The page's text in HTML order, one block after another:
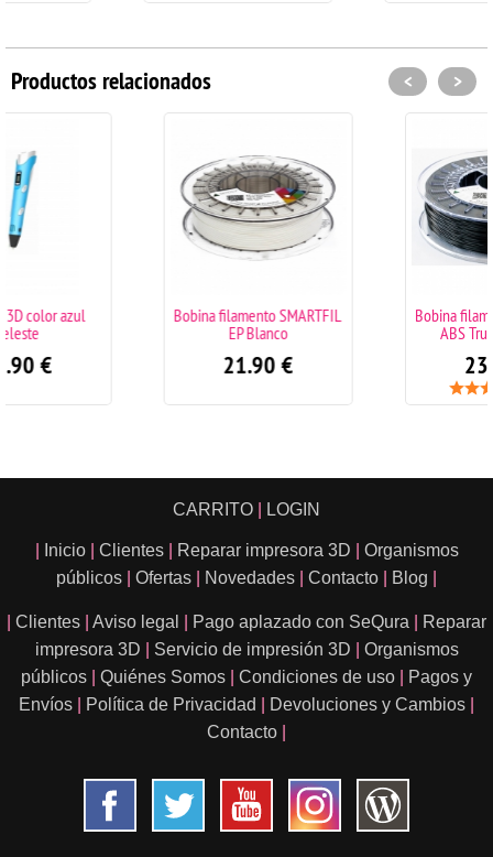
Productos relacionados
Bobina filamento SMARTFIL
Bobina filamento SMARTFIL
ABS True Black 1KG
< >
CARRITO LOGIN
Inicio Clientes Reparar impresora 3D
Organismos
públicos
Ofertas Novedades Contacto Blog
Clientes Aviso legal Pago aplazado con SeQura
Reparar
impresora 3D
Servicio de impresión 3D
Organismos
públicos
Quiénes Somos Condiciones de uso
Pagos y
Envíos
Política de Privacidad Devoluciones y Cambios
Contacto